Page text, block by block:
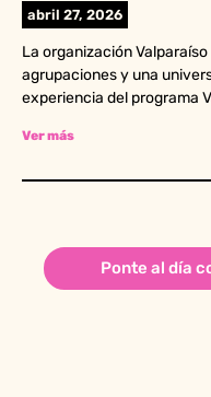
abril 27, 2026
La organización
agrupaciones y una
experiencia del programa
Ver más
Ponte al día